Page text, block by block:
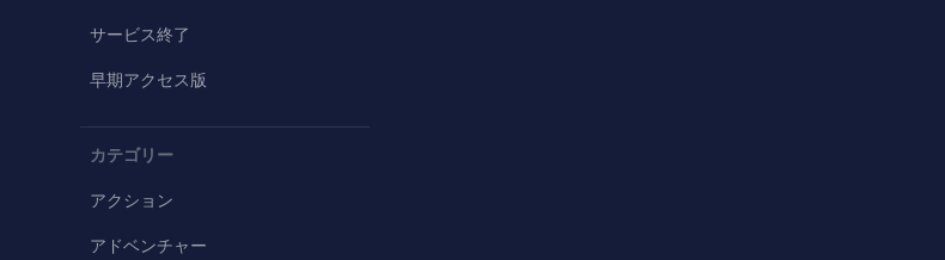
サービス終了
早期アクセス版
カテゴリー
アクション
アドベンチャー